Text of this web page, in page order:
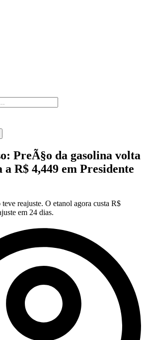
PreÃ§o da gasolina volta
a R$ 4,449 em Presidente
reajuste. O etanol agora custa R$
em 24 dias.